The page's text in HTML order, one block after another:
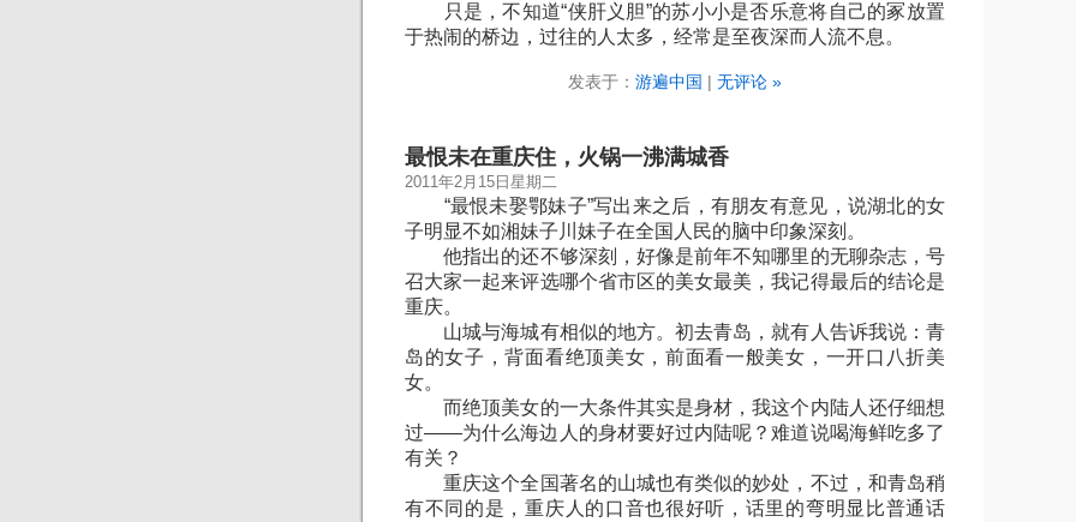
只是，不知道“侠肝义胆”的苏小小是否乐意将自己的冢放置
于热闹的桥边，过往的人太多，经常是至夜深而人流不息。
发表于： 游遍中国 | 无评论 »
最恨未在重庆住，火锅一沸满城香
2011年2月15日星期二
“最恨未娶鄂妹子”写出来之后，有朋友有意见，说湖北的女
子明显不如湘妹子川妹子在全国人民的脑中印象深刻。
他指出的还不够深刻，好像是前年不知哪里的无聊杂志，号
召大家一起来评选哪个省市区的美女最美，我记得最后的结论是
重庆。
山城与海城有相似的地方。初去青岛，就有人告诉我说：青
岛的女子，背面看绝顶美女，前面看一般美女，一开口八折美
女。
而绝顶美女的一大条件其实是身材，我这个内陆人还仔细想
过——为什么海边人的身材要好过内陆呢？难道说喝海鲜吃多了
有关？
重庆这个全国著名的山城也有类似的妙处，不过，和青岛稍
有不同的是，重庆人的口音也很好听，话里的弯明显比普通话